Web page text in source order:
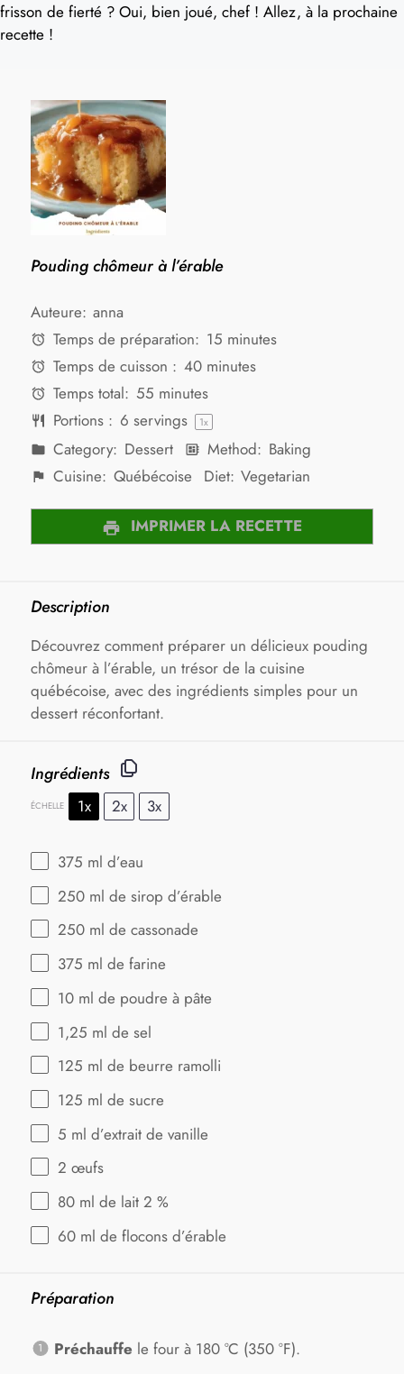
frisson de fierté ? Oui, bien joué, chef ! Allez, à la prochaine
recette !
Pouding chômeur à l’érable
Auteure: anna
Temps de préparation: 15 minutes
Temps de cuisson : 40 minutes
Temps total: 55 minutes
Portions : 6 servings 1x
Category: Dessert Method: Baking
Cuisine: Québécoise Diet: Vegetarian
IMPRIMER LA RECETTE
Description
Découvrez comment préparer un délicieux pouding
chômeur à l’érable, un trésor de la cuisine
québécoise, avec des ingrédients simples pour un
dessert réconfortant.
Ingrédients
ÉCHELLE 1x 2x 3x
375 ml d’eau
250 ml de sirop d’érable
250 ml de cassonade
375 ml de farine
10 ml de poudre à pâte
1,25 ml de sel
125 ml de beurre ramolli
125 ml de sucre
5 ml d’extrait de vanille
2 œufs
80 ml de lait 2 %
60 ml de flocons d’érable
Préparation
Préchauffe le four à 180 °C (350 °F).